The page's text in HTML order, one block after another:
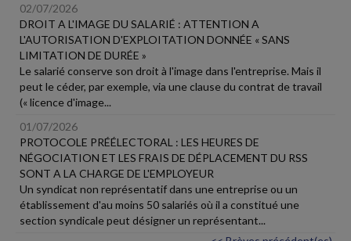
02/07/2026
DROIT A L'IMAGE DU SALARIÉ : ATTENTION A
L'AUTORISATION D'EXPLOITATION DONNÉE « SANS
LIMITATION DE DURÉE »
Le salarié conserve son droit à l'image dans l'entreprise. Mais il
peut le céder, par exemple, via une clause du contrat de travail
(« licence d'image...
01/07/2026
PROTOCOLE PRÉÉLECTORAL : LES HEURES DE
NÉGOCIATION ET LES FRAIS DE DÉPLACEMENT DU RSS
SONT A LA CHARGE DE L'EMPLOYEUR
Un syndicat non représentatif dans une entreprise ou un
établissement d'au moins 50 salariés où il a constitué une
section syndicale peut désigner un représentant...